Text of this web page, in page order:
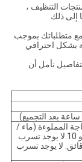
التنظيف ،
إلى ذلك
مع متطلباتك بموجب
بشكل احترافي
نأمل أن
المملوءة (ماء /
غسول). في أي وضع تحت درجة الحرارة العادية ، 43 و 10.لا يوجد تسرب
تحت ضغط -0.06 ميجا باسكال خلال 5 دقائق. لا يوجد تسرب